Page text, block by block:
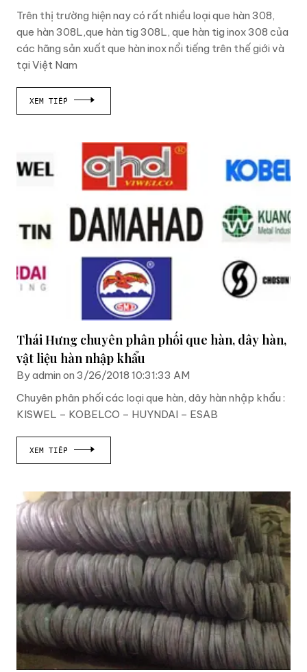
Trên thị trường hiện nay có rất nhiều loại que hàn 308,
que hàn 308L,que hàn tig 308L, que hàn tig inox 308 của
các hãng sản xuất que hàn inox nổi tiếng trên thế giới và
tại Việt Nam
XEM TIẾP
Thái Hưng chuyên phân phối que hàn, dây hàn,
vật liệu hàn nhập khẩu
By admin on 3/26/2018 10:31:33 AM
Chuyên phân phối các loại que hàn, dây hàn nhập khẩu :
KISWEL – KOBELCO – HUYNDAI – ESAB
XEM TIẾP